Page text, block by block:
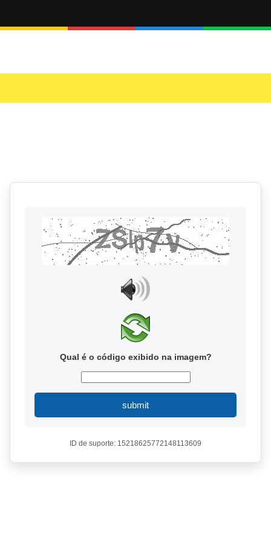
Qual é o código exibido na imagem?
submit
ID de suporte: 15218625772148113609